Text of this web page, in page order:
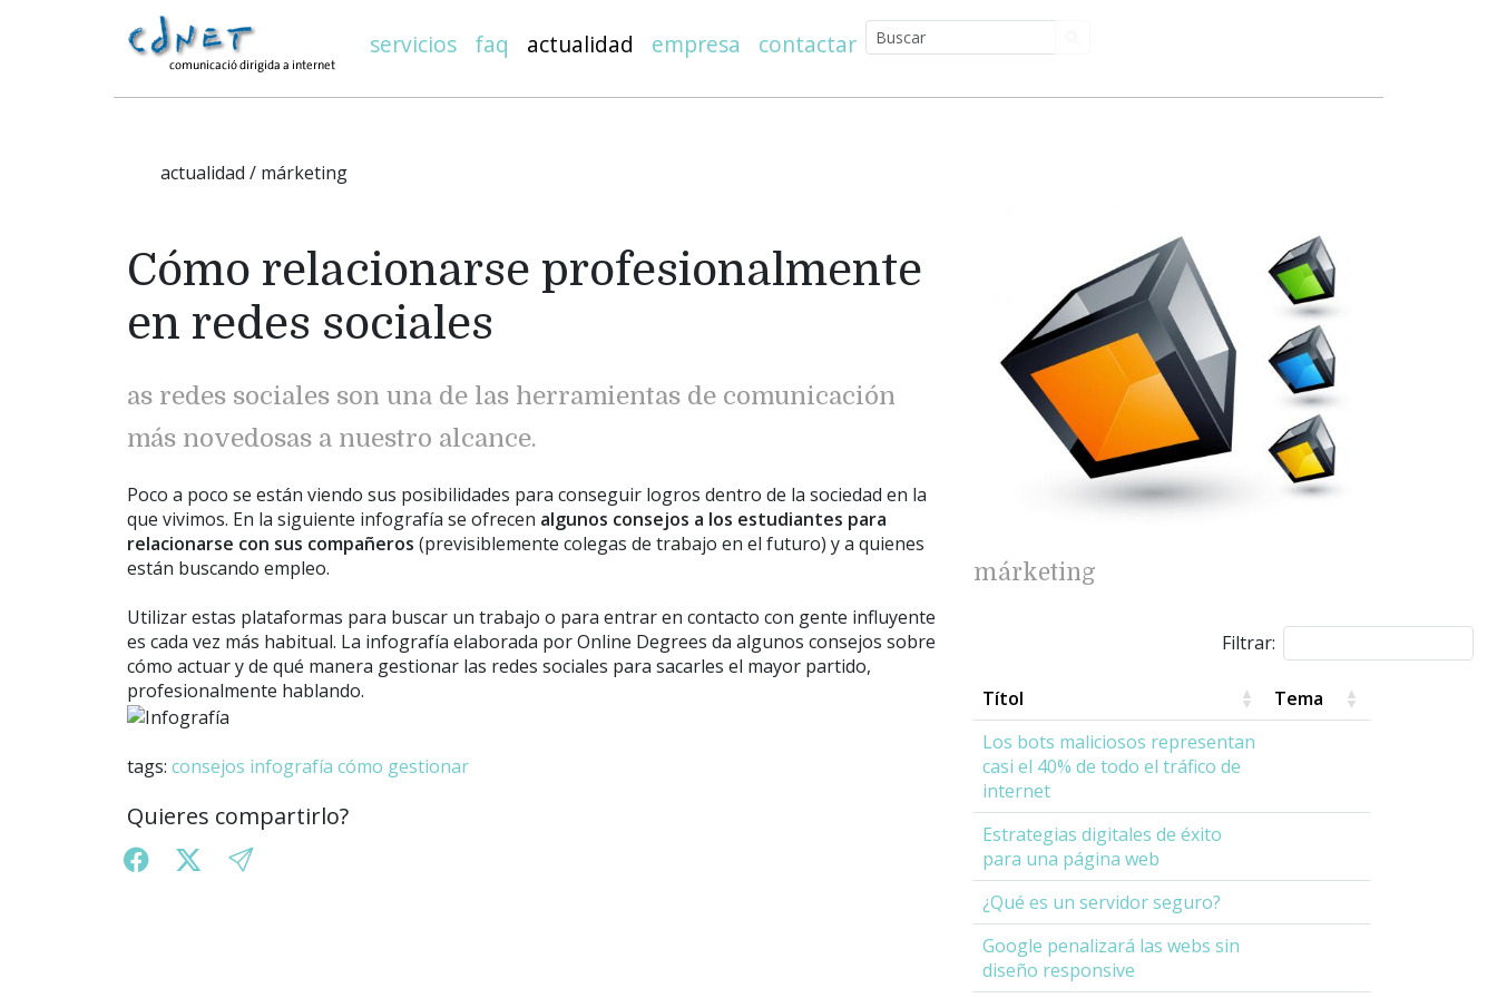
servicios faq actualidad empresa contactar
actualidad / márketing
Cómo relacionarse profesionalmente
en redes sociales
as redes sociales son una de las herramientas de comunicación
más novedosas a nuestro alcance.
Poco a poco se están viendo sus posibilidades para conseguir logros dentro de la sociedad en la
que vivimos. En la siguiente infografía se ofrecen algunos consejos a los estudiantes para
relacionarse con sus compañeros (previsiblemente colegas de trabajo en el futuro) y a quienes
están buscando empleo.
Utilizar estas plataformas para buscar un trabajo o para entrar en contacto con gente influyente
es cada vez más habitual. La infografía elaborada por Online Degrees da algunos consejos sobre
cómo actuar y de qué manera gestionar las redes sociales para sacarles el mayor partido,
profesionalmente hablando.
tags: consejos infografía cómo gestionar
Quieres compartirlo?
márketing
Filtrar:
Títol
Tema
Los bots maliciosos representan
casi el 40% de todo el tráfico de
internet
Estrategias digitales de éxito
para una página web
¿Qué es un servidor seguro?
Google penalizará las webs sin
diseño responsive